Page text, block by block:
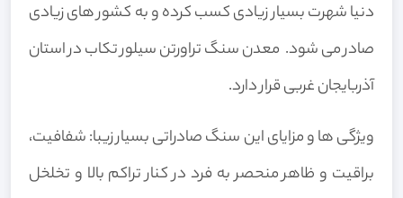
دنیا شهرت بسیار زیادی کسب کرده و به کشور های زیادی
صادر می شود. معدن سنگ تراورتن سیلور تکاب در استان
آذربایجان غربی قرار دارد.
ویژگی ها و مزایای این سنگ صادراتی بسیار زیبا:شفافیت،
براقیت و ظاهر منحصر به فرد در کنار تراکم بالا و تخلخل